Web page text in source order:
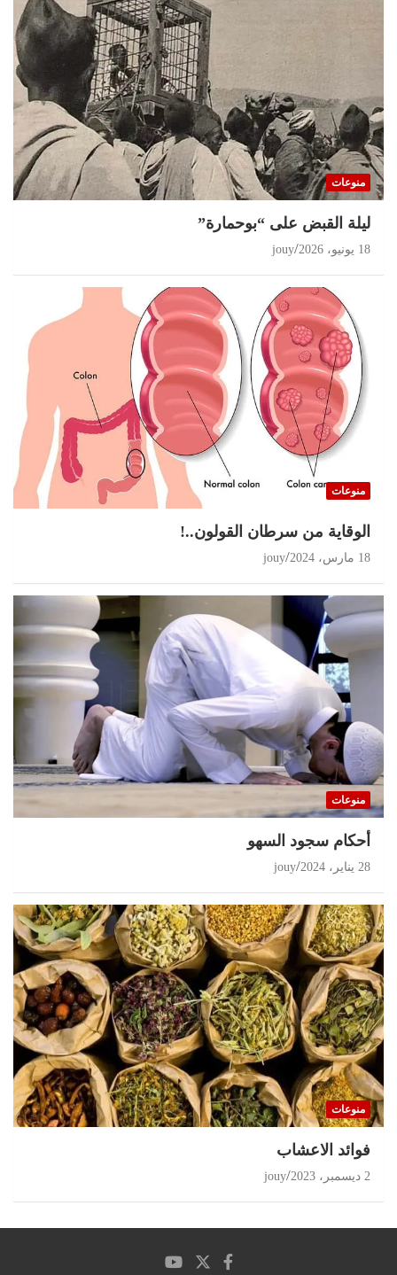
منوعات
ليلة القبض على “بوحمارة”
18 يونيو، 2026 jouy
منوعات
الوقاية من سرطان القولون..!
18 مارس، 2024 jouy
منوعات
أحكام سجود السهو
28 يناير، 2024 jouy
منوعات
‏فوائد الاعشاب
2 ديسمبر، 2023 jouy